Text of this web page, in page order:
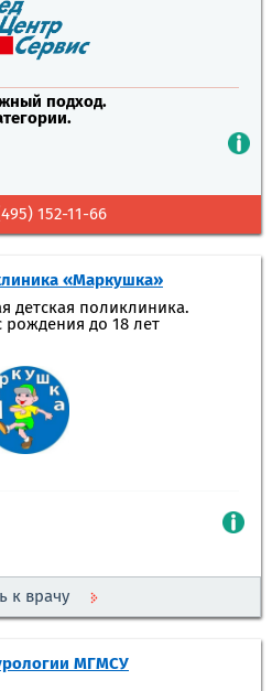
подход.
152-11-66
«Маркушка»
детская поликлиника.
рождения до 18 лет
к врачу
МГМСУ